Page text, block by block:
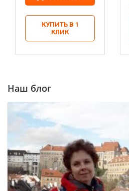
КУПИТЬ В 1
КЛИК
Наш блог